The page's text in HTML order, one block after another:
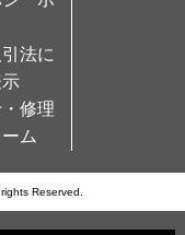
法に
修理
ム
Reserved.